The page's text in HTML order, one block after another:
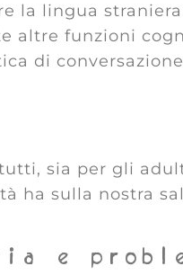
la lingua
altre funzioni
di
sia per gli
ha sulla nostra
e